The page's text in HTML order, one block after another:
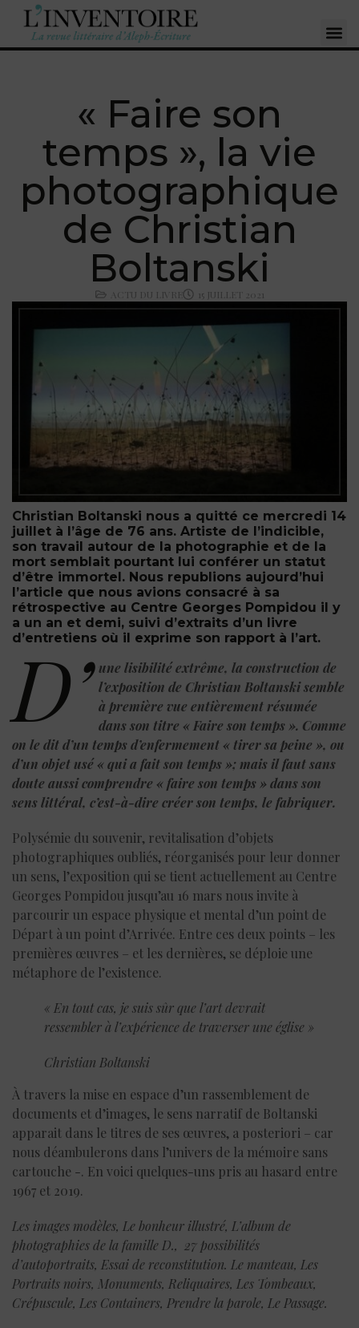
« Faire son
temps », la vie
photographique
de Christian
Boltanski
ACTU DU LIVRE 15 JUILLET 2021
Christian Boltanski nous a quitté ce mercredi 14
juillet à l’âge de 76 ans. Artiste de l’indicible,
son travail autour de la photographie et de la
mort semblait pourtant lui conférer un statut
d’être immortel. Nous republions aujourd’hui
l’article que nous avions consacré à sa
rétrospective au Centre Georges Pompidou il y
a un an et demi, suivi d’extraits d’un livre
d’entretiens où il exprime son rapport à l’art.
D’ une lisibilité extrême, la construction de
l’exposition de Christian Boltanski semble
à première vue entièrement résumée
dans son titre « Faire son temps ». Comme
on le dit d’un temps d’enfermement « tirer sa peine », ou
d’un objet usé « qui a fait son temps »; mais il faut sans
doute aussi comprendre « faire son temps » dans son
sens littéral, c’est-à-dire créer son temps, le fabriquer.
Polysémie du souvenir, revitalisation d’objets
photographiques oubliés, réorganisés pour leur donner
un sens, l’exposition qui se tient actuellement au Centre
Georges Pompidou jusqu’au 16 mars nous invite à
parcourir un espace physique et mental d’un point de
Départ à un point d’Arrivée. Entre ces deux points – les
premières œuvres – et les dernières, se déploie une
métaphore de l’existence.
« En tout cas, je suis sûr que l’art devrait
ressembler à l’expérience de traverser une église »
Christian Boltanski
À travers la mise en espace d’un rassemblement de
documents et d’images, le sens narratif de Boltanski
apparait dans le titres de ses œuvres, a posteriori – car
nous déambulerons dans l’univers de la mémoire sans
cartouche -. En voici quelques-uns pris au hasard entre
1967 et 2019.
Les images modèles, Le bonheur illustré, L’album de
photographies de la famille D., 27 possibilités
d’autoportraits, Essai de reconstitution. Le manteau, Les
Portraits noirs, Monuments, Reliquaires, Les Tombeaux,
Crépuscule, Les Containers, Prendre la parole, Le Passage.